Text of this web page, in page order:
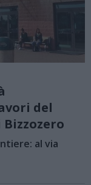
del
al via